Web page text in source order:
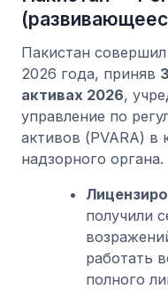
Пакистан
2026 года, приняв
активах 2026,
управление по
активов (PVARA) в
надзорного органа.
получили
работать
полного